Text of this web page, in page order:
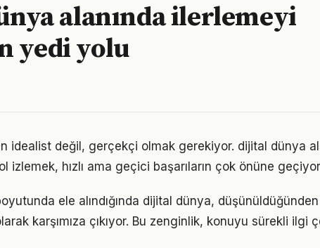
alanında ilerlemeyi
yedi yolu
idealist değil, gerçekçi olmak gerekiyor. dijital dünya
izlemek, hızlı ama geçici başarıların çok önüne
ele alındığında dijital dünya,
karşımıza çıkıyor. Bu zenginlik, konuyu sürekli ilgi